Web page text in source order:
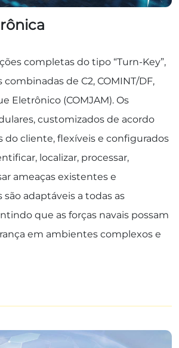
completas do tipo “Turn-Key”,
de C2, COMINT/DF,
Eletrônico (COMJAM). Os
customizados de acordo
do cliente, flexíveis e configurados
localizar, processar,
ameaças existentes e
adaptáveis ​​a todas as
que as forças navais possam
em ambientes complexos e